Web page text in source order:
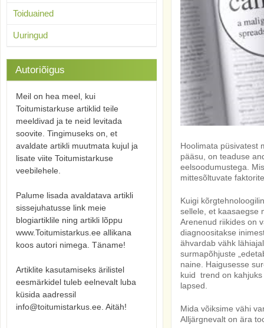
Hoolimata püsivatest
pääsu, on teaduse
eelsoodumustega.
mittesõltuvate
Kuigi
sellele, et kaasaegse
Arenenud riikides on
diagnoositakse
ähvardab vähk
surmapõhjuste
naine. Haigusesse
kuid trend on
lapsed.
Mida võiksime vähi
Alljärgnevalt on ära
Toiduained
Uuringud
Autoriõigus
Meil on hea meel, kui
Toitumistarkuse artiklid teile
meeldivad ja te neid levitada
soovite. Tingimuseks on, et
avaldate artikli muutmata kujul ja
lisate viite Toitumistarkuse
veebilehele.
Palume lisada avaldatava artikli
sissejuhatusse link meie
blogiartiklile ning artikli lõppu
www.Toitumistarkus.ee allikana
koos autori nimega. Täname!
Artiklite kasutamiseks ärilistel
eesmärkidel tuleb eelnevalt luba
küsida aadressil
info@toitumistarkus.ee. Aitäh!